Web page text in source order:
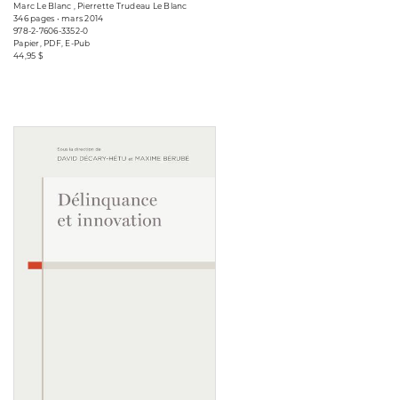
Marc Le Blanc , Pierrette Trudeau Le Blanc
346 pages • mars 2014
978-2-7606-3352-0
Papier, PDF, E-Pub
44,95 $